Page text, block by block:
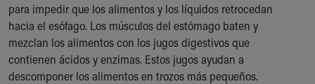
para impedir que los alimentos y los líquidos retrocedan
hacia el esófago. Los músculos del estómago baten y
mezclan los alimentos con los jugos digestivos que
contienen ácidos y enzimas. Estos jugos ayudan a
descomponer los alimentos en trozos más pequeños.